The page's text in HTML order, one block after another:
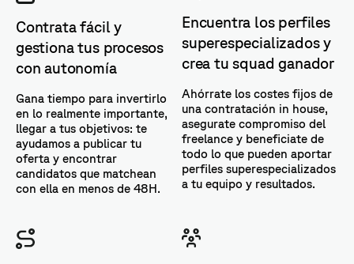
Contrata fácil y
gestiona tus procesos
con autonomía
Gana tiempo para invertirlo
en lo realmente importante,
llegar a tus objetivos: te
ayudamos a publicar tu
oferta y encontrar
candidatos que matchean
con ella en menos de 48H.
Encuentra los perfiles
superespecializados y
crea tu squad ganador
Ahórrate los costes fijos de
una contratación in house,
asegurate compromiso del
freelance y beneficiate de
todo lo que pueden aportar
perfiles superespecializados
a tu equipo y resultados.